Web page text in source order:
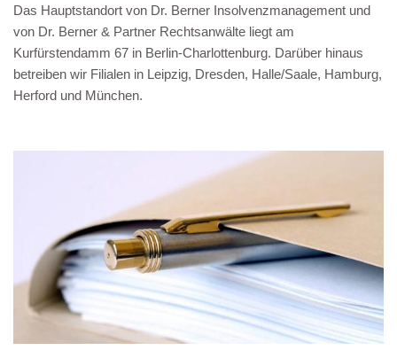
Das Hauptstandort von Dr. Berner Insolvenzmanagement und
von Dr. Berner & Partner Rechtsanwälte liegt am
Kurfürstendamm 67 in Berlin-Charlottenburg. Darüber hinaus
betreiben wir Filialen in Leipzig, Dresden, Halle/Saale, Hamburg,
Herford und München.